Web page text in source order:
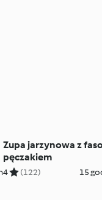
Zupa jarzynowa z
pęczakiem
4 (122) 15